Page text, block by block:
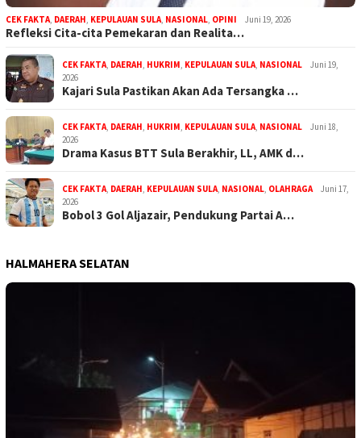
CEK FAKTA, DAERAH, KEPULAUAN SULA, NASIONAL, OPINI Juni 19, 2026
Refleksi Cita-cita Pemekaran dan Realita…
CEK FAKTA, DAERAH, HUKRIM, KEPULAUAN SULA, NASIONAL
Juni 19,
2026
Kajari Sula Pastikan Akan Ada Tersangka …
CEK FAKTA, DAERAH, HUKRIM, KEPULAUAN SULA, NASIONAL
Juni 18,
2026
Drama Kasus BTT Sula Berakhir, LL, AMK d…
CEK FAKTA, DAERAH, KEPULAUAN SULA, NASIONAL, OLAHRAGA
Juni 17,
2026
Bobol 3 Gol Aljazair, Pendukung Partai A…
HALMAHERA SELATAN